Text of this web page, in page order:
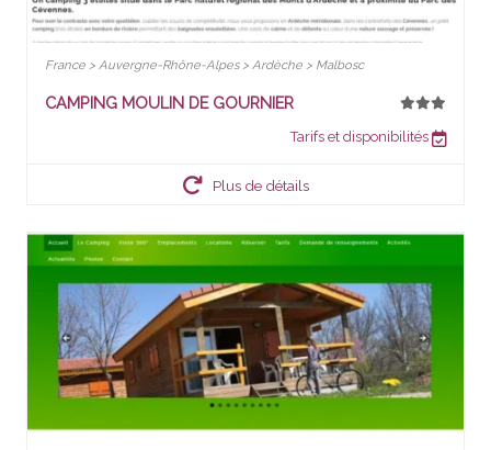
France > Auvergne-Rhône-Alpes > Ardèche > Malbosc
CAMPING MOULIN DE GOURNIER
Tarifs et disponibilités
Plus de détails